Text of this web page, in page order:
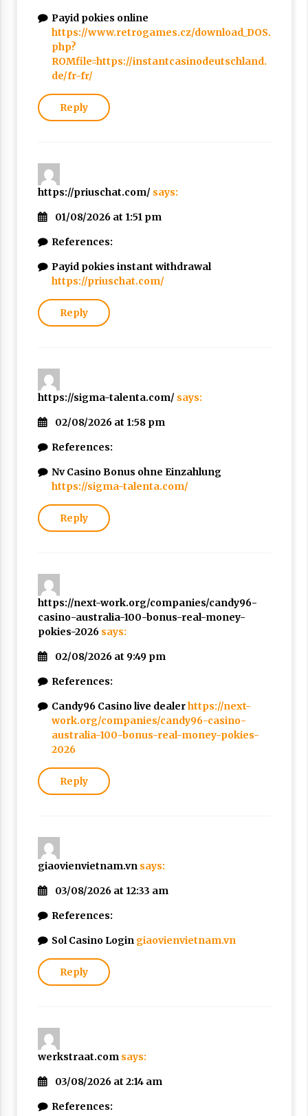
Payid pokies online
https://www.retrogames.cz/download_DOS.
php?
ROMfile=https://instantcasinodeutschland.
de/fr-fr/
Reply
https://priuschat.com/ says:
01/08/2026 at 1:51 pm
References:
Payid pokies instant withdrawal
https://priuschat.com/
Reply
https://sigma-talenta.com/ says:
02/08/2026 at 1:58 pm
References:
Nv Casino Bonus ohne Einzahlung
https://sigma-talenta.com/
Reply
https://next-work.org/companies/candy96-
casino-australia-100-bonus-real-money-
pokies-2026 says:
02/08/2026 at 9:49 pm
References:
Candy96 Casino live dealerhttps://next-
work.org/companies/candy96-casino-
australia-100-bonus-real-money-pokies-
2026
Reply
giaovienvietnam.vn says:
03/08/2026 at 12:33 am
References:
Sol Casino Login giaovienvietnam.vn
Reply
werkstraat.com says:
03/08/2026 at 2:14 am
References: